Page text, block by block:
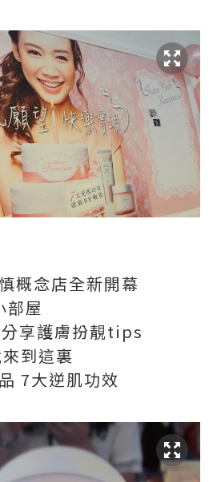
概念店全新開幕
部屋
享護膚扮靚tips
到這裏
7大逆肌功效